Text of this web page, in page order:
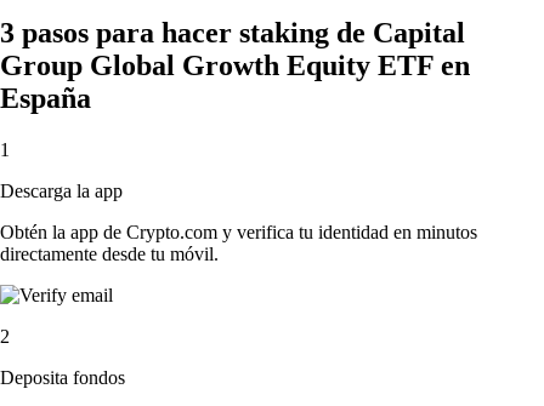
3 pasos para hacer staking de Capital
Group Global Growth Equity ETF en
España
1
Descarga la app
Obtén la app de Crypto.com y verifica tu identidad en minutos
directamente desde tu móvil.
2
Deposita fondos